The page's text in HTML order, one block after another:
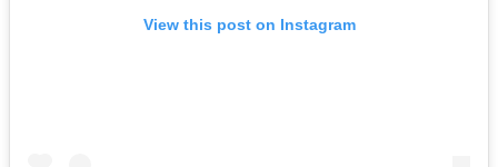
View this post on Instagram